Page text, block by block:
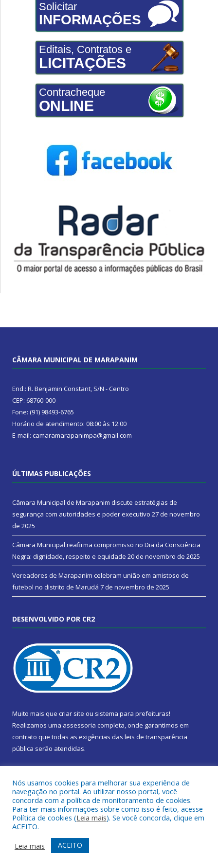
Solicitar
INFORMAÇÕES
Editais, Contratos e
LICITAÇÕES
Contracheque
ONLINE
CÂMARA MUNICIPAL DE MARAPANIM
End.: R. Benjamin Constant, S/N - Centro
CEP: 68760-000
Fone: (91) 98493-6765
Horário de atendimento: 08:00 às 12:00
E-mail: camaramarapanimpa@gmail.com
ÚLTIMAS PUBLICAÇÕES
Câmara Municipal de Marapanim discute estratégias de
segurança com autoridades e poder executivo 27 de novembro
de 2025
Câmara Municipal reafirma compromisso no Dia da Consciência
Negra: dignidade, respeito e equidade 20 de novembro de 2025
Vereadores de Marapanim celebram união em amistoso de
futebol no distrito de Marudá 7 de novembro de 2025
DESENVOLVIDO POR CR2
Muito mais que criar site ou sistema para prefeituras!
Realizamos uma assessoria completa, onde garantimos em
contrato que todas as exigências das leis de transparência
pública serão atendidas.
Todos os direitos reservados a Câmara Municipal de Marapanim.
Mapa do Site
Acessar Área Administrativa
Nós usamos cookies para melhorar sua experiência de
navegação no portal. Ao utilizar nosso portal, você
concorda com a política de monitoramento de cookies.
Para ter mais informações sobre como isso é feito, acesse
Política de cookies (Leia mais). Se você concorda, clique em
ACEITO.
Leia mais
ACEITO